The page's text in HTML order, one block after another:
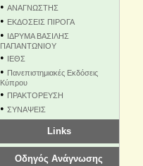
• ΑΝΑΓΝΩΣΤΗΣ
• ΕΚΔΟΣΕΙΣ ΠΙΡΟΓΑ
• ΙΔΡΥΜΑ ΒΑΣΙΛΗΣ
ΠΑΠΑΝΤΩΝΙΟΥ
• ΙΕΘΣ
• Πανεπιστημιακές Εκδόσεις
Κύπρου
• ΠΡΑΚΤΟΡΕΥΣΗ
• ΣΥΝΑΨΕΙΣ
Links
Οδηγός Ανάγνωσης